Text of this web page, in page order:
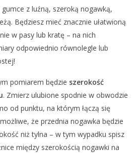
z luźną, szeroką nogawką,
Będziesz mieć znacznie ułatwioną
w pasy lub kratę – na nich
odpowiednio równolegle lub
pomiarem będzie szerokość
. Zmierz ulubione spodnie w obwodzie
od punktu, na którym łączą się
że przednia nogawka będzie
niż tylna – w tym wypadku spisz
między szerokością nogawki na